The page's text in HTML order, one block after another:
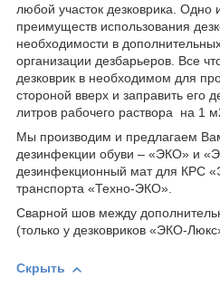
любой участок дезковрика. Одно
преимуществ использования
необходимости в
организации дезбарьеров. Все
дезковрик в необходимом для
стороной вверх и заправить его
литров рабочего раствора на
Мы производим и предлагаем
дезинфекции обуви – «ЭКО» и
дезинфекционный мат для КРС
транспорта «Техно-ЭКО».
Сварной шов между
(только у дезковриков «ЭКО-
Скрыть